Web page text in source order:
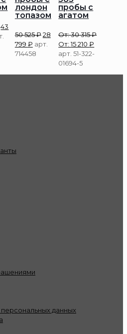
43
лондон
топазом
50 525₽28
799 ₽ арт.
714458
пробы с
агатом
От:30 315₽
От:15 210₽
арт. 51-322-
01694-5
данных